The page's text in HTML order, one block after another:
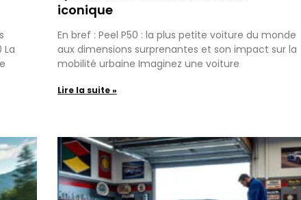
La
iconique
En bref : Peel P50 : la plus petite voiture du monde
aux dimensions surprenantes et son impact sur la
mobilité urbaine Imaginez une voiture
Lire la suite »